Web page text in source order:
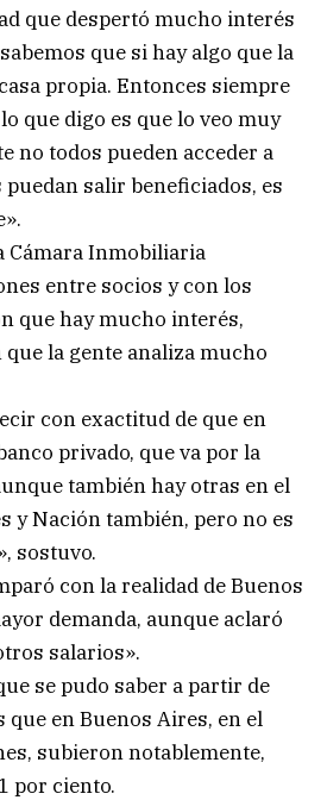
que despertó mucho interés
que si hay algo que la
propia. Entonces siempre
que digo es que lo veo muy
no todos pueden acceder a
salir beneficiados, es
Cámara Inmobiliaria
entre socios y con los
que hay mucho interés,
la gente analiza mucho
con exactitud de que en
privado, que va por la
también hay otras en el
y Nación también, pero no es
sostuvo.
con la realidad de Buenos
demanda, aunque aclaró
salarios».
se pudo saber a partir de
en Buenos Aires, en el
subieron notablemente,
por ciento.